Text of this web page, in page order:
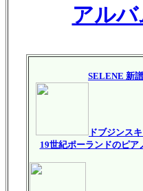
アルバ
SELENE 新譜
ドブジンス
19世紀ポーランドのピア